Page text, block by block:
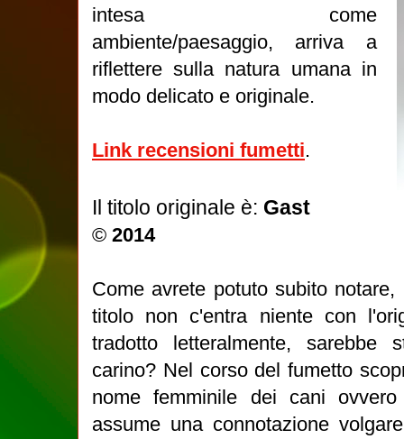
intesa come
ambiente/paesaggio, arriva a
riflettere sulla natura umana in
modo delicato e originale.
Link recensioni fumetti.
Il titolo originale è: Gast
© 2014
Come avrete potuto subito
titolo non c'entra niente con
tradotto letteralmente, sarebbe
carino? Nel corso del fumetto
nome femminile dei cani
assume una connotazione